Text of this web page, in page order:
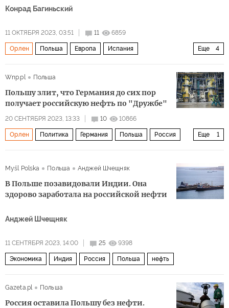
Конрад Багиньский
11 ОКТЯБРЯ 2023, 03:51 11 6859
Еще 4
Орлен Польша Европа Испания
Wnp.pl Польша
Польшу злит, что Германия до сих пор
получает российскую нефть по "Дружбе"
20 СЕНТЯБРЯ 2023, 13:33 10 10866
Еще 1
Орлен Политика Германия Польша Россия
Myśl Polska Польша Анджей Шчещняк
В Польше позавидовали Индии. Она
здорово заработала на российской нефти
Анджей Шчещняк
11 СЕНТЯБРЯ 2023, 14:00 25 9398
Экономика Индия Россия Польша нефть
Gazeta.pl Польша
Россия оставила Польшу без нефти.